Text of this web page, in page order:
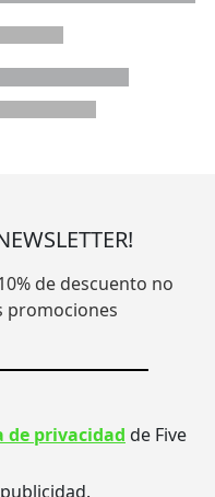
de descuento no
promociones
de privacidad de Five